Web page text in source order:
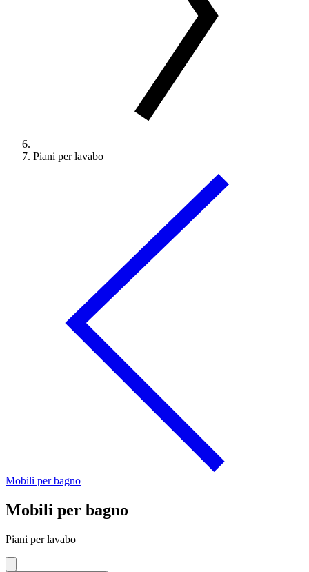
Piani per lavabo
Mobili per bagno
Mobili per bagno
Piani per lavabo